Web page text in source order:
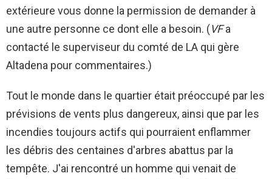
extérieure vous donne la permission de demander à
une autre personne ce dont elle a besoin. (VFa
contacté le superviseur du comté de LA qui gère
Altadena pour commentaires.)
Tout le monde dans le quartier était préoccupé par les
prévisions de vents plus dangereux, ainsi que par les
incendies toujours actifs qui pourraient enflammer
les débris des centaines d'arbres abattus par la
tempête. J'ai rencontré un homme qui venait de